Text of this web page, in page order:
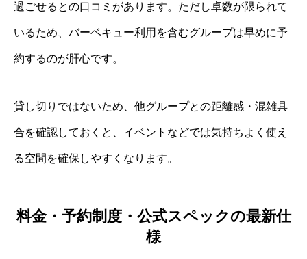
過ごせるとの口コミがあります。ただし卓数が限られて
いるため、バーベキュー利用を含むグループは早めに予
約するのが肝心です。
貸し切りではないため、他グループとの距離感・混雑具
合を確認しておくと、イベントなどでは気持ちよく使え
る空間を確保しやすくなります。
料金・予約制度・公式スペックの最新仕
様